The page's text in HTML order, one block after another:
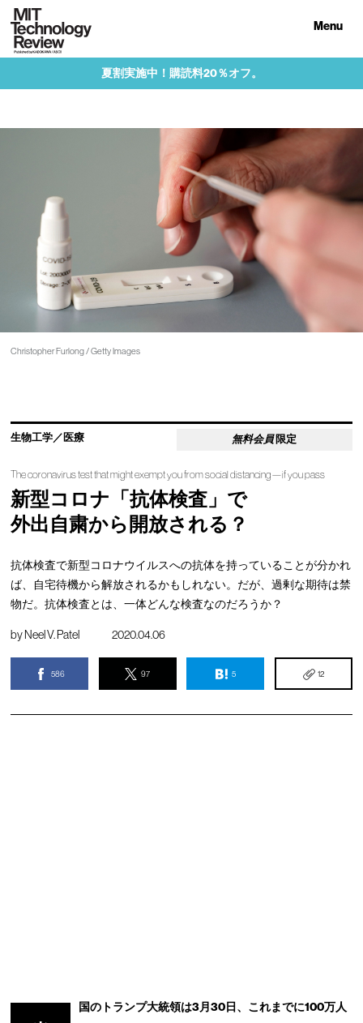
Menu
夏割実施中！購読料20％オフ。
Christopher Furlong / Getty Images
生物工学／医療 無料会員 限定
The coronavirus test that might exempt you from social distancing—if you pass
新型コロナ「抗体検査」で
外出自粛から開放される？
抗体検査で新型コロナウイルスへの抗体を持っていることが分かれ
ば、自宅待機から解放されるかもしれない。だが、過剰な期待は禁
物だ。抗体検査とは、一体どんな検査なのだろうか？
byNeel V. Patel 2020.04.06
586 97 5 12
国のトランプ大統領は3月30日、これまでに100万人